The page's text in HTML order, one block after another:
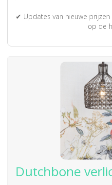
✔ Updates van nieuwe
op de
Dutchbone